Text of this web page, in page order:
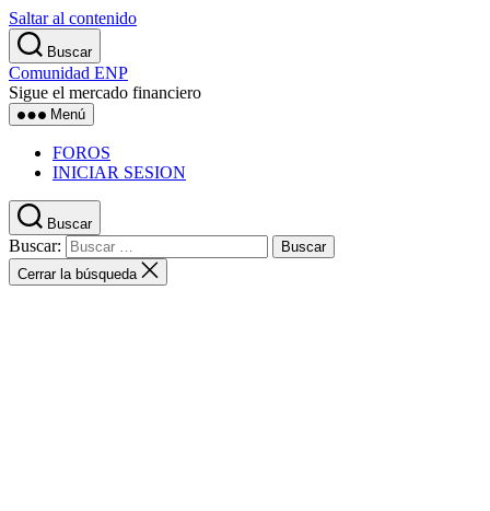
Saltar al contenido
Buscar
Comunidad ENP
Sigue el mercado financiero
Menú
FOROS
INICIAR SESION
Buscar
Buscar:
Cerrar la búsqueda